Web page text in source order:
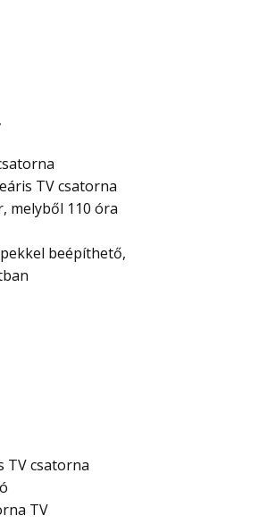
TV csatorna
melyből 110 óra
beépíthető,
TV csatorna
TV